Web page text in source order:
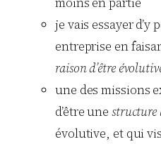
je vais essayer
entreprise en
raison d’être
une des missions
d’être une structure
évolutive, et qui